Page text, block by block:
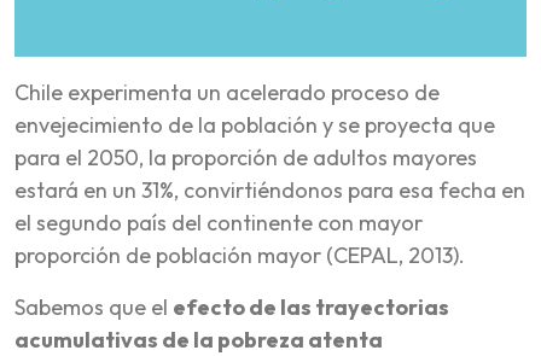
Chile experimenta un acelerado proceso de
envejecimiento de la población y se proyecta que
para el 2050, la proporción de adultos mayores
estará en un 31%, convirtiéndonos para esa fecha en
el segundo país del continente con mayor
proporción de población mayor (CEPAL, 2013).
Sabemos que el efecto de las trayectorias
acumulativas de la pobreza atenta